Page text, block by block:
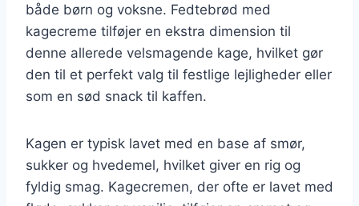
både børn og voksne. Fedtebrød med
kagecreme tilføjer en ekstra dimension til
denne allerede velsmagende kage, hvilket gør
den til et perfekt valg til festlige lejligheder eller
som en sød snack til kaffen.
Kagen er typisk lavet med en base af smør,
sukker og hvedemel, hvilket giver en rig og
fyldig smag. Kagecremen, der ofte er lavet med